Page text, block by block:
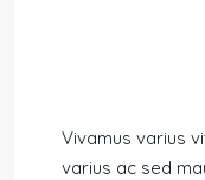
Vivamus varius
varius ac sed